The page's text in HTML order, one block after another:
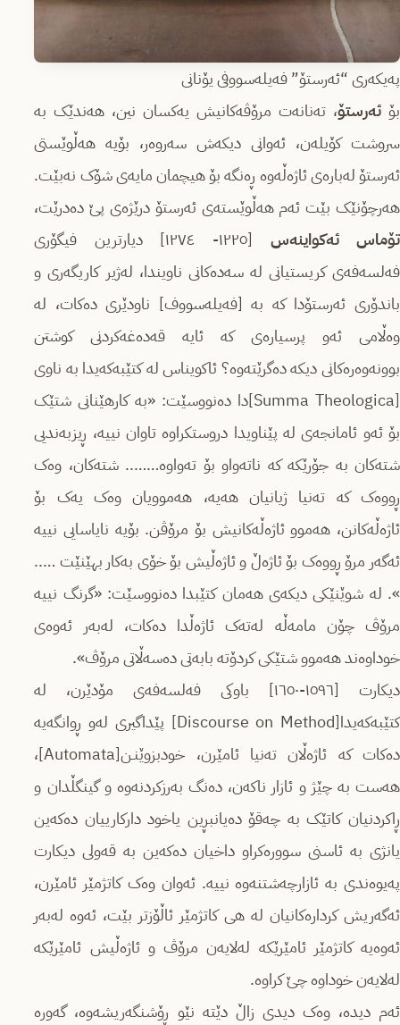
پەیکەری “ئەرستۆ” فەیلەسووفی یۆنانی
بۆ ئەرستۆ، تەنانەت مرۆڤەکانیش یەکسان نین، هەندێک بە
سروشت کۆیلەن، ئەوانی دیکەش سەروەر، بۆیە هەڵوێستی
ئەرستۆ لەبارەی ئاژەڵەوە ڕەنگە بۆ هیچمان مایەی شۆک نەبێت.
هەرچۆنێک بێت ئەم هەڵوێستەی ئەرستۆ درێژەی پێ دەدرێت،
تۆماس ئەکواینەس
[١٢٢٥- ١٢٧٤] دیارترین فیگۆری
فەلسەفەی کریستیانی لە سەدەکانی ناویندا، لەژیر کاریگەری و
باندۆری ئەرستۆدا کە بە [فەیلەسووف] ناودێری دەکات، لە
وەڵامی ئەو پرسیارەی کە ئایە قەدەغەکردنی کوشتن
بوونەوەرەکانی دیکە دەگرێتەوە؟ ئاکویناس لە کتێبەکەیدا بە ناوی
[Summa Theologica]دا دەنووسێت: «بە کارهێنانی شتێک
بۆ ئەو ئامانجەی لە پێناویدا دروستکراوە تاوان نییە، ڕیزبەندیی
شتەکان بە جۆرێکە کە ناتەواو بۆ تەواوە…….. شتەکان، وەک
ڕووەک کە تەنیا ژیانیان هەیە، هەموویان وەک یەک بۆ
ئاژەڵەکانن، هەموو ئاژەڵەکانیش بۆ مرۆڤن. بۆیە نایاسایی نییە
ئەگەر مرۆ ڕووەک بۆ ئاژەڵ و ئاژەڵیش بۆ خۆی بەکار بهێنێت …..
». لە شوێنێکی دیکەی هەمان کتێبدا دەنووسێت: «گرنگ نییە
مرۆڤ چۆن مامەڵە لەتەک ئاژەڵدا دەکات، لەبەر ئەوەی
خوداوەند هەموو شتێکی کردۆتە بابەتی دەسەڵاتی مرۆڤ».
دیکارت [١٥٩٦-١٦٥٠] باوکی فەلسەفەی مۆدێرن، لە
کتێبەکەیدا[Discourse on Method] پێداگیری لەو ڕوانگەیە
دەکات کە ئاژەڵان تەنیا ئامێرن، خودبزوێنـن[Automata]،
هەست بە چێژ و ئازار ناکەن، دەنگ بەرزکردنەوە و گینگڵدان و
ڕاکردنیان کاتێک بە چەقۆ دەیانبڕین یاخود دارکارییان دەکەین
یانژی بە ئاسنی سوورەکراو داخیان دەکەین بە قەولی دیکارت
پەیوەندی بە ئازارچەشتنەوە نییە. ئەوان وەک کاتژمێر ئامێرن،
ئەگەریش کردارەکانیان لە هی کاتژمێر ئاڵۆزتر بێت، ئەوە لەبەر
ئەوەیە کاتژمێر ئامێرێکە لەلایەن مرۆڤ و ئاژەڵیش ئامێرێکە
لەلایەن خوداوە چێ کراوە.
ئەم دیدە، وەک دیدی زاڵ دێتە نێو ڕۆشنگەریشەوە، گەورە